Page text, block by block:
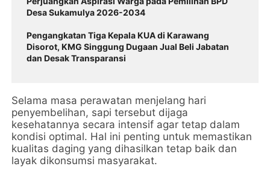
Desa Sukamulya 2026-2034
Pengangkatan Tiga Kepala KUA di Karawang
Disorot, KMG Singgung Dugaan Jual Beli Jabatan
dan Desak Transparansi
Selama masa perawatan menjelang hari
penyembelihan, sapi tersebut dijaga
kesehatannya secara intensif agar tetap dalam
kondisi optimal. Hal ini penting untuk memastikan
kualitas daging yang dihasilkan tetap baik dan
layak dikonsumsi masyarakat.